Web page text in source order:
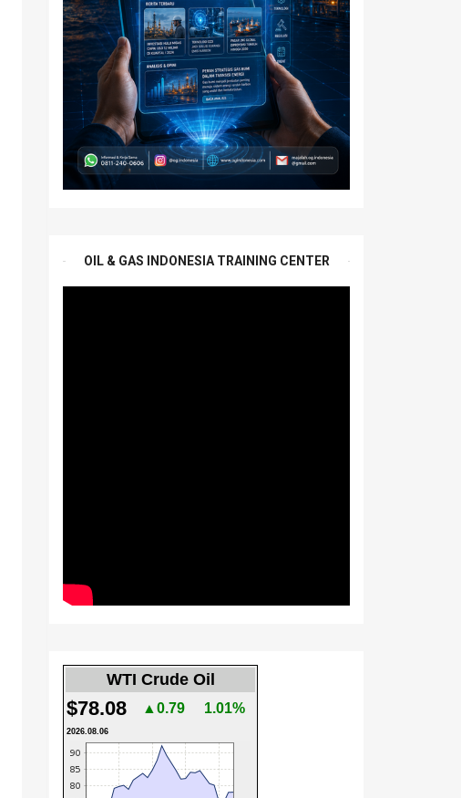
OIL & GAS INDONESIA TRAINING CENTER
WTI Crude Oil
$78.08 ▲0.79 1.01%
2026.08.06